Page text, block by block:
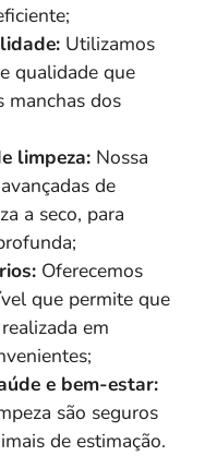
Utilizamos
qualidade que
manchas dos
limpeza: Nossa
de
a seco, para
Oferecemos
que permite que
em
e bem-estar:
são seguros
de estimação.